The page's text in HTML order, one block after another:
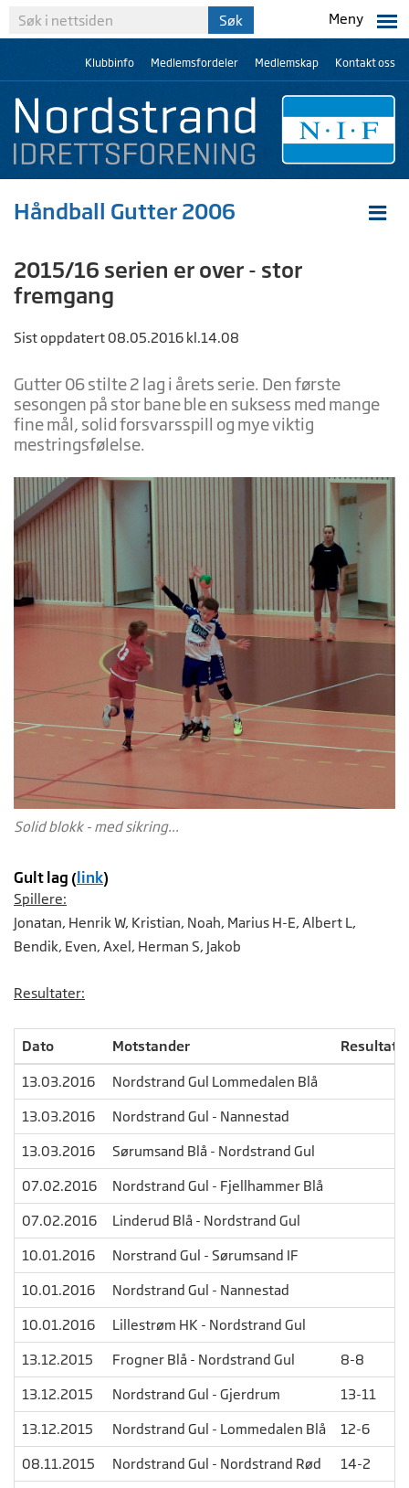
Meny
Klubbinfo Medlemsfordeler Medlemskap Kontakt oss
Håndball Gutter 2006
2015/16 serien er over - stor
fremgang
Sist oppdatert 08.05.2016 kl.14.08
Gutter 06 stilte 2 lag i årets serie. Den første
sesongen på stor bane ble en suksess med mange
fine mål, solid forsvarsspill og mye viktig
mestringsfølelse.
Solid blokk - med sikring...
Gult lag (link)
Spillere​:
Jonatan, Henrik W, Kristian, Noah, Marius H-E, Albert L,
Bendik, Even, Axel, Herman S, Jakob
Resultater:
Dato Motstander Resultat
13.03.2016
Nordstrand Gul Lommedalen Blå
13.03.2016
Nordstrand Gul - Nannestad
13.03.2016
Sørumsand Blå - Nordstrand Gul
07.02.2016
Nordstrand Gul - Fjellhammer Blå
07.02.2016
Linderud Blå - Nordstrand Gul
10.01.2016
Norstrand Gul - Sørumsand IF
10.01.2016
Nordstrand Gul - Nannestad
10.01.2016
Lillestrøm HK - Nordstrand Gul
13.12.2015
Frogner Blå - Nordstrand Gul
8-8
13.12.2015
Nordstrand Gul - Gjerdrum
13-11
13.12.2015
Nordstrand Gul - Lommedalen Blå
12-6
08.11.2015
Nordstrand Gul - Nordstrand Rød
14-2